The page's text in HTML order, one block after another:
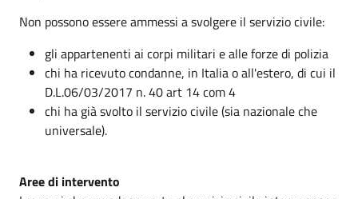
Non possono essere ammessi a svolgere il servizio civile:
gli appartenenti ai corpi militari e alle forze di polizia
chi ha ricevuto condanne, in Italia o all'estero, di cui il
D.L.06/03/2017 n. 40 art 14 com 4
chi ha già svolto il servizio civile (sia nazionale che
universale).
Aree di intervento